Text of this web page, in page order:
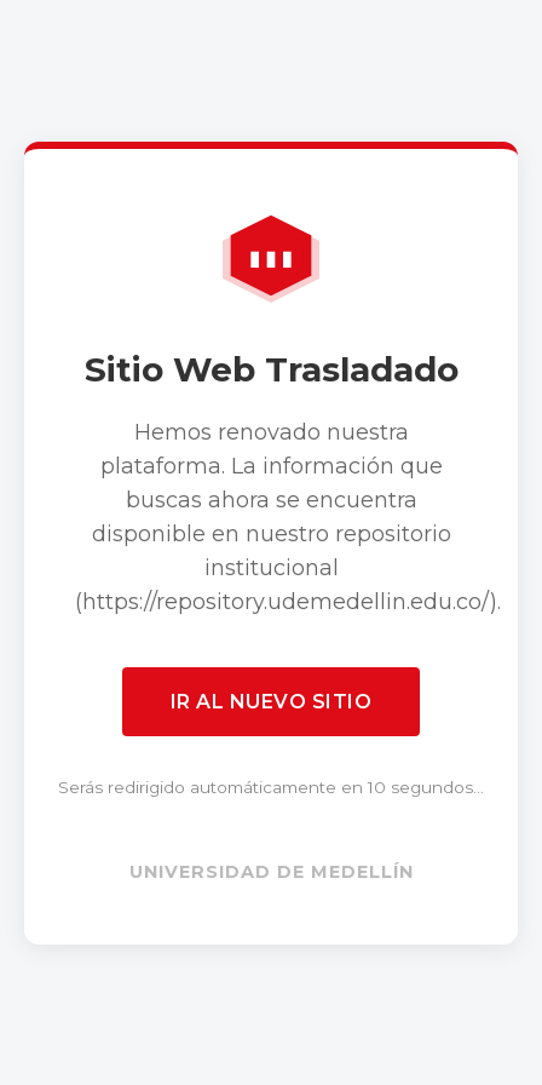
Sitio Web Trasladado
Hemos renovado nuestra
plataforma. La información que
buscas ahora se encuentra
disponible en nuestro repositorio
institucional
(https://repository.udemedellin.edu.co/).
IR AL NUEVO SITIO
Serás redirigido automáticamente en 10 segundos...
UNIVERSIDAD DE MEDELLÍN